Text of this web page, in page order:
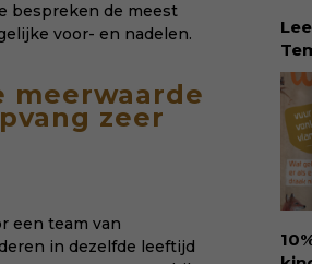
bespreken de meest
voor- en nadelen.
meerwaarde
zeer
een team van
in dezelfde leeftijd
dé